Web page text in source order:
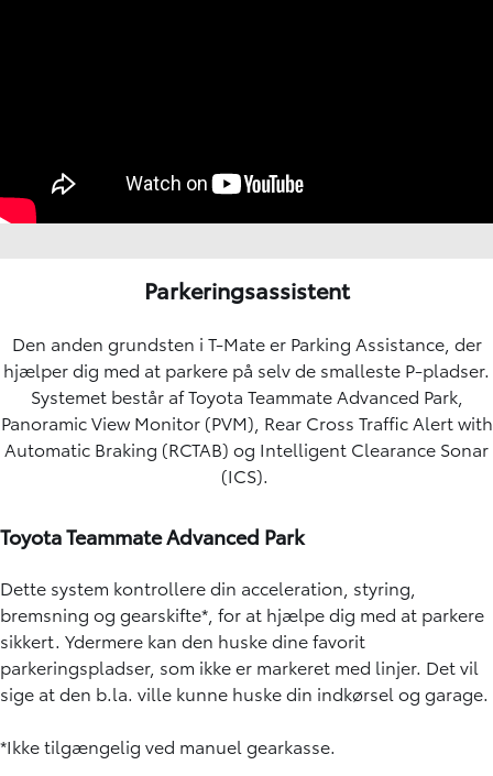
Parkeringsassistent
Den anden grundsten i T-Mate er Parking Assistance, der
hjælper dig med at parkere på selv de smalleste P-pladser.
Systemet består af Toyota Teammate Advanced Park,
Panoramic View Monitor (PVM), Rear Cross Traffic Alert with
Automatic Braking (RCTAB) og Intelligent Clearance Sonar
(ICS).
Toyota Teammate Advanced Park
Dette system kontrollere din acceleration, styring,
bremsning og gearskifte*, for at hjælpe dig med at parkere
sikkert. Ydermere kan den huske dine favorit
parkeringspladser, som ikke er markeret med linjer. Det vil
sige at den b.la. ville kunne huske din indkørsel og garage.
*Ikke tilgængelig ved manuel gearkasse.